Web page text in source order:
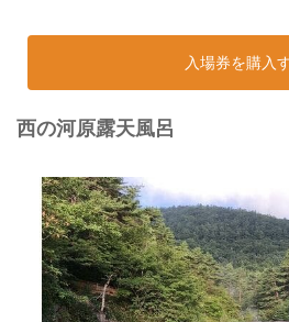
入場券を購入
西の河原露天風呂